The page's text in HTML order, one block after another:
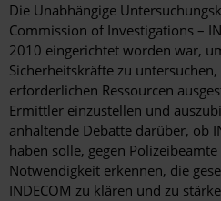
Die Unabhängige
Commission of Investigations –
2010 eingerichtet worden war,
Sicherheitskräfte zu
erforderlichen Ressourcen
Ermittler einzustellen und
anhaltende Debatte darüber, ob
haben solle, gegen
Notwendigkeit erkennen, die
INDECOM zu klären und zu